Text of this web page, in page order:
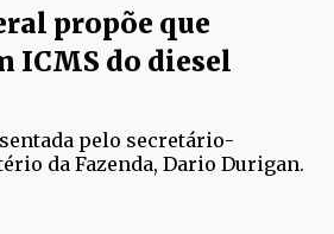
propõe que
ICMS do diesel
pelo secretário-
da Fazenda, Dario Durigan.